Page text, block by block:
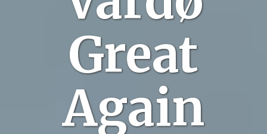
Great
Again